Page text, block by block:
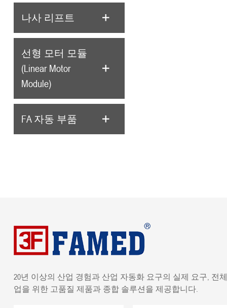
나사 리프트
선형 모터 모듈
(Linear Motor
Module)
FA 자동 부품
20년 이상의 산업 경험과 산업 자동화 요구의 실제 요구, 전
업을 위한 고품질 제품과 종합 솔루션을 제공합니다.